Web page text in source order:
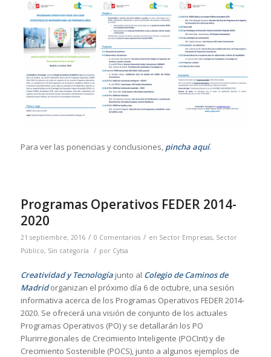
Para ver las ponencias y conclusiones, pincha aquí.
Programas Operativos FEDER 2014-
2020
21 septiembre, 2016 / 0 Comentarios / en Sector Empresas, Sector
Público, Sin categoría / por Cytsa
Creatividad y Tecnología junto al Colegio de Caminos de
Madridorganizan el próximo día 6 de octubre, una sesión
informativa acerca de los Programas Operativos FEDER 2014-
2020. Se ofrecerá una visión de conjunto de los actuales
Programas Operativos (PO) y se detallarán los PO
Plurirregionales de Crecimiento Inteligente (POCInt) y de
Crecimiento Sostenible (POCS), junto a algunos ejemplos de